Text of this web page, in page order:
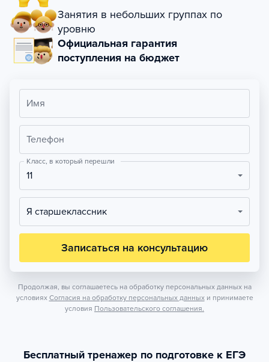
Занятия в небольших группах по
уровню
Официальная гарантия
поступления на бюджет
Имя
Телефон
Класс, в который перешли
11
Я старшеклассник
Записаться на консультацию
Продолжая, вы соглашаетесь на обработку персональных данных на
условиях Согласия на обработку персональных данных и принимаете
условия Пользовательского соглашения.
Бесплатный тренажер по подготовке к ЕГЭ